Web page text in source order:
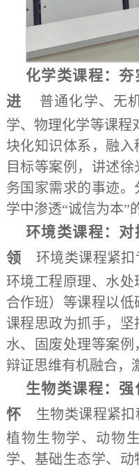
化学类课程：
进
普通化学、无
学、物理化学等课程
块化知识体系，融
目标等案例，讲述
务国家需求的事迹
学中渗透“诚信为本”
环境类课程：对
领 环境类课程紧扣
环境工程原理、水
合作班）等课程以
课程思政为抓手，
水、固废处理等案例
辩证思维有机融合，
生物类课程：
怀 生物类课程紧扣
植物生物学、动物
学、基础生态学、